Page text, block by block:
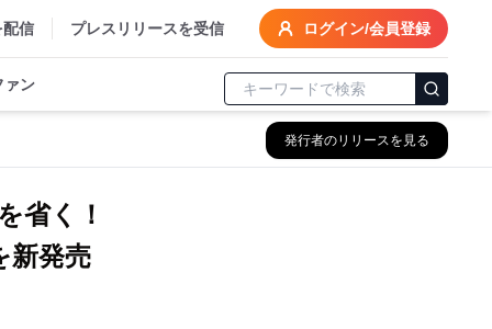
配信 プレスリリースを受信 ログイン/会員登録
ァン
発行者のリリースを見る
省く！
新発売